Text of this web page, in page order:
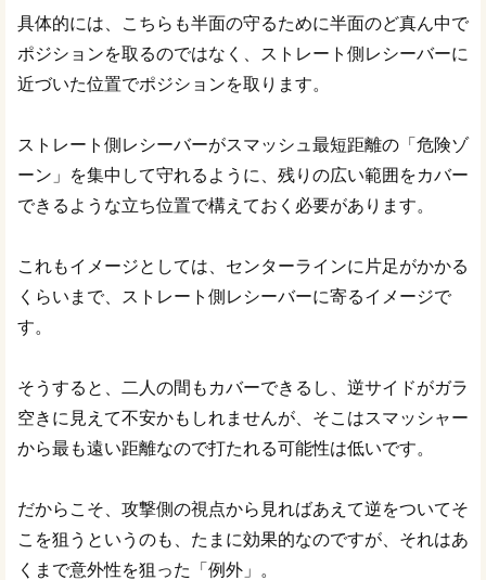
具体的には、こちらも半面の守るために半面のど真ん中で
ポジションを取るのではなく、ストレート側レシーバーに
近づいた位置でポジションを取ります。
ストレート側レシーバーがスマッシュ最短距離の「危険ゾ
ーン」を集中して守れるように、残りの広い範囲をカバー
できるような立ち位置で構えておく必要があります。
これもイメージとしては、センターラインに片足がかかる
くらいまで、ストレート側レシーバーに寄るイメージで
す。
そうすると、二人の間もカバーできるし、逆サイドがガラ
空きに見えて不安かもしれませんが、そこはスマッシャー
から最も遠い距離なので打たれる可能性は低いです。
だからこそ、攻撃側の視点から見ればあえて逆をついてそ
こを狙うというのも、たまに効果的なのですが、それはあ
くまで意外性を狙った「例外」。